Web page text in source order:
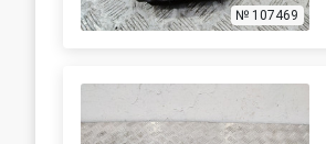
№ 107469